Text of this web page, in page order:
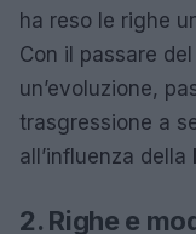
ha reso le righe
Con il passare
un’evoluzione,
trasgressione a
all’influenza della
2. Righe e